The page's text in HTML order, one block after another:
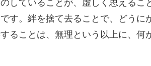
していることが、虚しく思えるこ
す。絆を捨て去ることで、どう
ることは、無理という以上に、